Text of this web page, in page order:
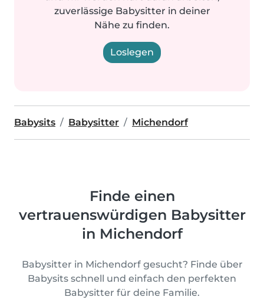
zuverlässige Babysitter in deiner
Nähe zu finden.
Loslegen
Babysits Babysitter Michendorf
Finde einen
vertrauenswürdigen Babysitter
in Michendorf
Babysitter in Michendorf gesucht? Finde über
Babysits schnell und einfach den perfekten
Babysitter für deine Familie.